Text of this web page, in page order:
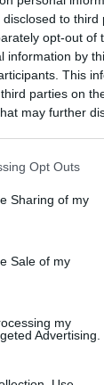
to third
opt-out of
information by
This
parties on
may further
Opt Outs
Sharing of my
Sale of my
my
Advertising.
Προσωπικό
επιλέξει
θα
κατά
myInfo.
ο
είτε
έκδοση Π.Α.